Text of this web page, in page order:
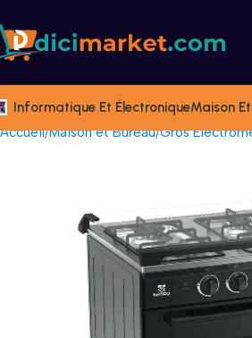
Informatique Et ÉlectroniqueMaison
Accueil Maison et Bureau Gros